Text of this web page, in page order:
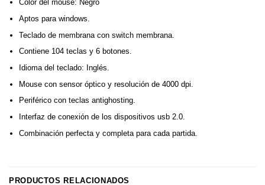
Color del mouse: Negro
Aptos para windows.
Teclado de membrana con switch membrana.
Contiene 104 teclas y 6 botones.
Idioma del teclado: Inglés.
Mouse con sensor óptico y resolución de 4000 dpi.
Periférico con teclas antighosting.
Interfaz de conexión de los dispositivos usb 2.0.
Combinación perfecta y completa para cada partida.
PRODUCTOS RELACIONADOS